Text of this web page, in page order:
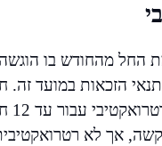
החל מהחודש בו
הזכאות במועד זה.
אך לא